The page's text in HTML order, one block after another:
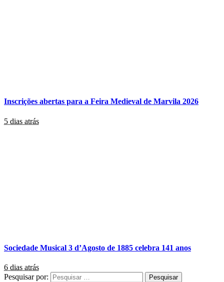
Inscrições abertas para a Feira Medieval de Marvila 2026
5 dias atrás
Sociedade Musical 3 d’Agosto de 1885 celebra 141 anos
6 dias atrás
Pesquisar por: